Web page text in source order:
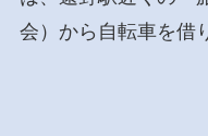
会）から自転車を借